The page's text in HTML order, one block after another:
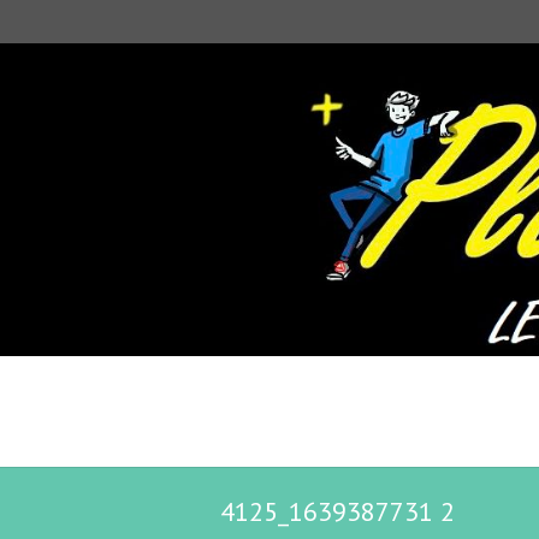
4125_1639387731 2